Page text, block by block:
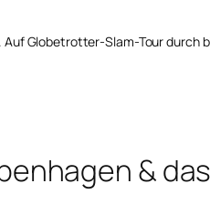
Auf Globetrotter-Slam-Tour durch
&